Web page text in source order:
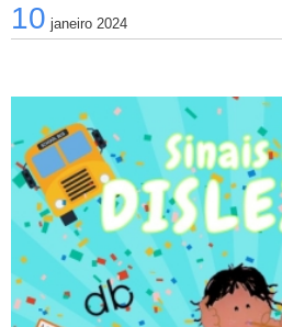
10 janeiro 2024